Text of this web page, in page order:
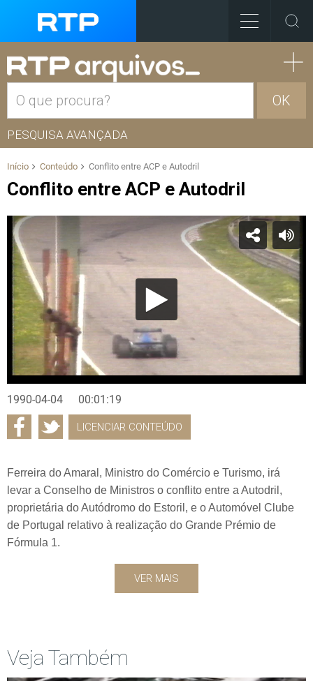
OK
PESQUISA AVANÇADA
Início Conteúdo Conflito entre ACP e Autodril
Conflito entre ACP e Autodril
1990-04-04 00:01:19
LICENCIAR CONTEÚDO
Ferreira do Amaral, Ministro do Comércio e Turismo, irá
levar a Conselho de Ministros o conflito entre a Autodril,
proprietária do Autódromo do Estoril, e o Automóvel Clube
de Portugal relativo à realização do Grande Prémio de
Fórmula 1.
VER MAIS
Veja Também